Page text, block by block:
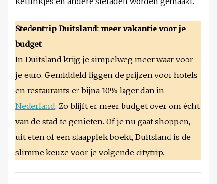
Stedentrip Duitsland: meer vakantie voor je
budget
In Duitsland krijg je simpelweg meer waar voor
je euro. Gemiddeld liggen de prijzen voor hotels
en restaurants er bijna 10% lager dan in
Nederland. Zo blijft er meer budget over om écht
van de stad te genieten. Of je nu gaat shoppen,
uit eten of een slaapplek boekt, Duitsland is de
slimme keuze voor je volgende citytrip.